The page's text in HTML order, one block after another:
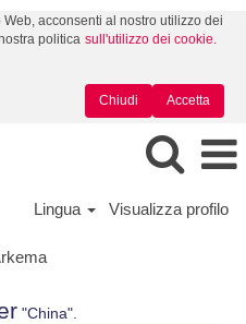
acconsenti al nostro utilizzo dei
politica sull'utilizzo dei cookie.
Accetta
Chiudi
Lingua Visualizza profilo
(pagina
"China".